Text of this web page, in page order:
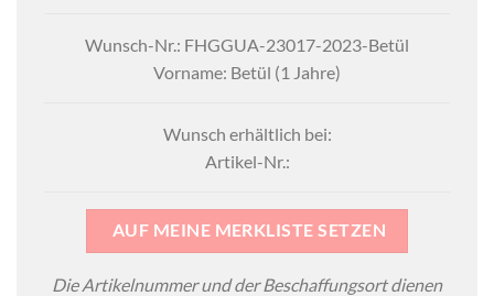
Wunsch-Nr.: FHGGUA-23017-2023-Betül
Vorname: Betül (1 Jahre)
Wunsch erhältlich bei:
Artikel-Nr.:
AUF MEINE MERKLISTE SETZEN
Die Artikelnummer und der Beschaffungsort dienen